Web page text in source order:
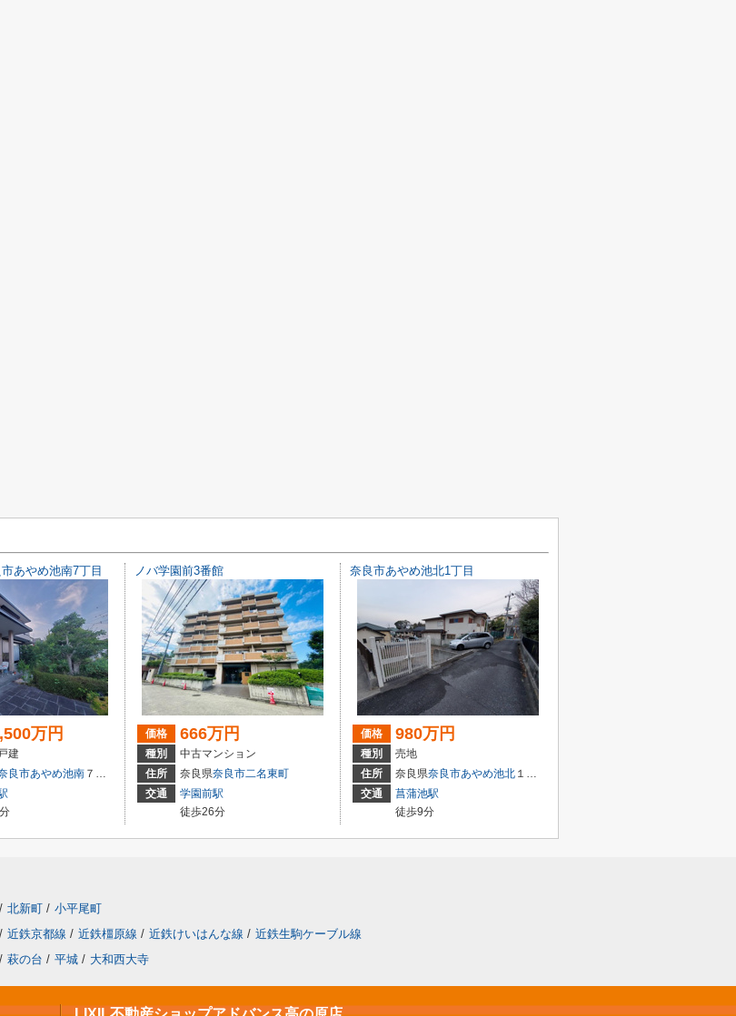
あやめ池南7丁目
万円
建
良市あやめ池南 ７丁目
ノバ学園前3番館
価格 666万円
種別
中古マンション
住所
奈良県奈良市二名東町
交通
学園前駅
徒歩26分
奈良市あやめ池北1丁目
価格 980万円
種別
売地
住所
奈良県奈良市あやめ池北 １丁目
交通
菖蒲池駅
徒歩9分
/ 北新町 / 小平尾町
/ 近鉄京都線 / 近鉄橿原線 / 近鉄けいはんな線 / 近鉄生駒ケーブル線
/ 萩の台 / 平城 / 大和西大寺